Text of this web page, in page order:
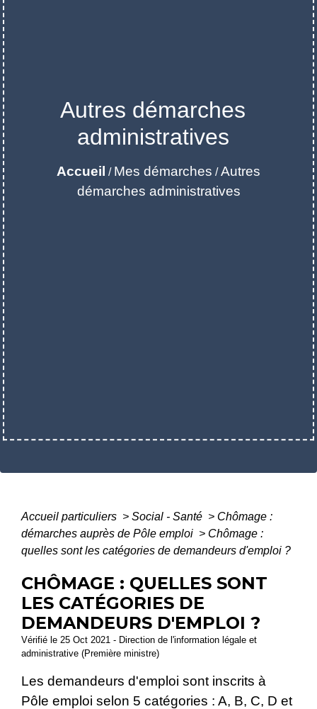
Autres démarches
administratives
Accueil / Mes démarches /Autres
démarches administratives
Accueil particuliers > Social - Santé > Chômage :
démarches auprès de Pôle emploi > Chômage :
quelles sont les catégories de demandeurs d'emploi ?
CHÔMAGE : QUELLES SONT
LES CATÉGORIES DE
DEMANDEURS D'EMPLOI ?
Vérifié le 25 Oct 2021 - Direction de l'information légale et
administrative (Première ministre)
Les demandeurs d'emploi sont inscrits à
Pôle emploi selon 5 catégories : A, B, C, D et